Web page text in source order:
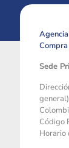
Sede
Código
Horario